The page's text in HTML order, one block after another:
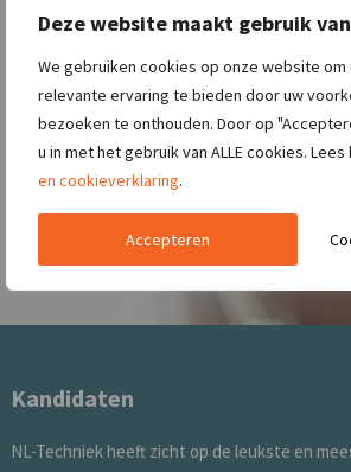
Deze website maakt gebruik
We gebruiken cookies op onze website
relevante ervaring te bieden door uw
bezoeken te onthouden. Door op
u in met het gebruik van ALLE cookies. Lees
en cookieverklaring.
Accepteren
Door het inzetten van ons uitgebreide
efficiënt de juiste kandidaten voor u!
Lees meer over hetaanmelden van een
CONTACT OPNEMEN
Kandidaten
NL-Techniek heeft zicht op de leukste en